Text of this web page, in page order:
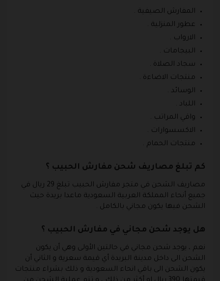
المفارش الصيفية .
عطور المنزلية .
الارواب .
البيجامات .
سجاد الصلاة .
منتجات الاضاءة .
الوسائد .
اللباد .
واقي المراتب .
الاكسسوارات .
منتجات الحمام .
كم تبلغ مصاريف شحن مفارش الحبيب ؟
مصاريف الشحن في متجر مفارش الحبيب تبلغ 29 ريال في
جميع أنحاء المملكة العربية السعودية ماعدا بريدة حيث
الشحن فيها يكون مجاني بالكامل .
هل يوجد شحن مجاني في مفارش الحبيب ؟
نعم ، يوجد شحن مجاني في حالتين الأولى وهي أن يكون
الشحن الى داخل مدينة البريدة أي قيمة سعرية و الثاني أن
يكون الشحن الى باقي انحاء السعودية و ذلك بشراء منتجات